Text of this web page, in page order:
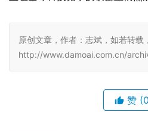
原创文章，作者：志斌，如若转载
http://www.damoai.com.cn/
赞